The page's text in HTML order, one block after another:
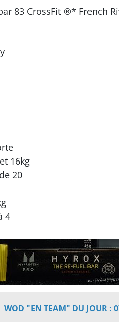
83 CrossFit ®* French
16kg
20
4
WOD "EN TEAM" DU JOUR :